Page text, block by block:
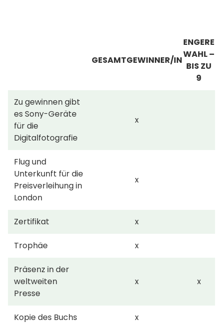
GESAMTGEWINNER/IN
ENGERE
WAHL –
BIS ZU
9
Zu gewinnen gibt
es Sony-Geräte
für die
Digitalfotografie
x
Flug und
Unterkunft für die
Preisverleihung in
London
x
Zertifikat x
Trophäe x
Präsenz in der
weltweiten
Presse
x x
Kopie des Buchs x